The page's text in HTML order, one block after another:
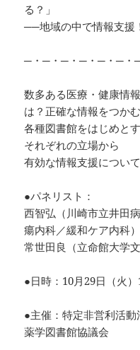
る？」
──地域の中で情報支
─・─・─・─・─・─・
数多ある医療・健康情
は？正確な情報をつか
各種図書館をはじめと
それぞれの立場から
有効な情報支援につい
●パネリスト：
西智弘（川崎市立井田
瘍内科／緩和ケア内科）
常世田良（立命館大学文
●日時：10月29日（火
●主催：特定非営利活
薬学図書館協議会